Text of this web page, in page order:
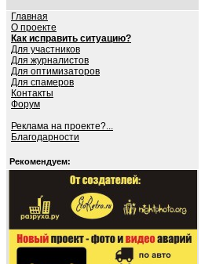
Главная
О проекте
Как исправить ситуацию?
Для участников
Для журналистов
Для оптимизаторов
Для спамеров
Контакты
Форум
Реклама на проекте?...
Благодарности
Рекомендуем: